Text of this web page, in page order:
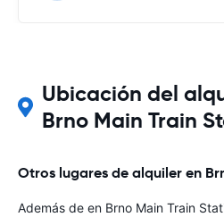
Ubicación del
Brno Main Train
Otros lugares de alquiler en
Además de en Brno Main Train